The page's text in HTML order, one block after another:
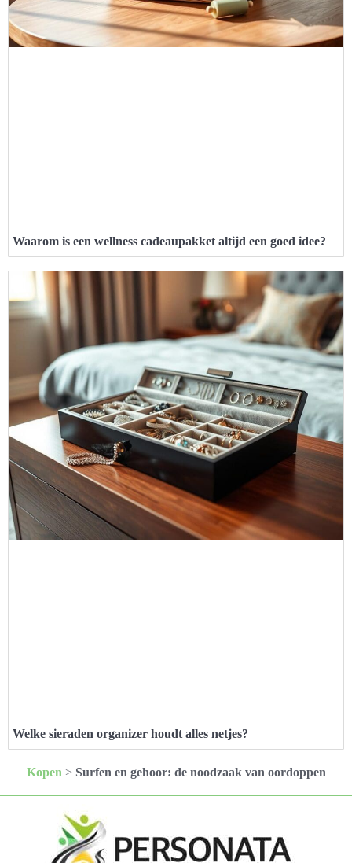
Waarom is een wellness cadeaupakket altijd een goed idee?
Welke sieraden organizer houdt alles netjes?
Kopen > Surfen en gehoor: de noodzaak van oordoppen